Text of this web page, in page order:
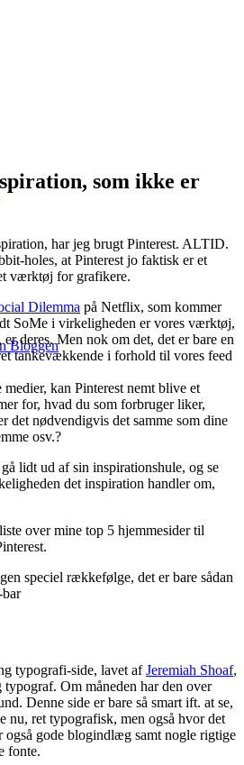
Bloggen
som ikke er
har jeg brugt Pinterest. ALTID.
holes, at Pinterest jo faktisk er et
værktøj for grafikere.
Dilemma på Netflix, som kommer
SoMe i virkeligheden er vores værktøj,
deres. Men nok om det, det er bare en
tankevækkende i forhold til vores feed
kan Pinterest nemt blive et
for, hvad du som forbruger liker,
det nødvendigvis det samme som dine
osv.?
lidt ud af sin inspirationshule, og se
det inspiration handler om,
over mine top 5 hjemmesider til
speciel rækkefølge, det er bare sådan
typografi-side, lavet afJeremiah Shoaf,
Om måneden har den over
Denne side er bare så smart ift. at se,
nu, ret typografisk, men også hvor det
gode blogindlæg samt nogle rigtige
fonte.